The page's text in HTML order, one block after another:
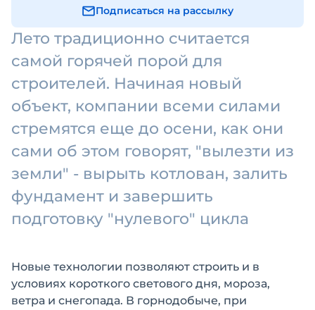
Подписаться на рассылку
Лето традиционно считается
самой горячей порой для
строителей. Начиная новый
объект, компании всеми силами
стремятся еще до осени, как они
сами об этом говорят, "вылезти из
земли" - вырыть котлован, залить
фундамент и завершить
подготовку "нулевого" цикла
Новые технологии позволяют строить и в
условиях короткого светового дня, мороза,
ветра и снегопада. В горнодобыче, при